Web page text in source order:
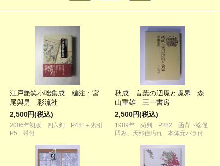
江戸艶笑小咄集成 編注：宮
尾與男 彩流社
2,500円(税込)
2006年初版 四六判 P481＋索引
P5 帯付
秋成 言葉の辺境と境界 森
山重雄 三一書房
2,500円(税込)
1989年 菊判 P282 函背下端僅
凹み、天部僅汚れ 本体元パラ付